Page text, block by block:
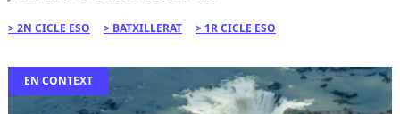
2N CICLE ESO BATXILLERAT 1R CICLE ESO
EN CONTEXT